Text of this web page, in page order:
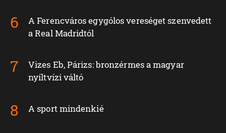
A Ferencváros egygólos vereséget szenvedett
a Real Madridtól
Vizes Eb, Párizs: bronzérmes a magyar
nyíltvízi váltó
A sport mindenkié